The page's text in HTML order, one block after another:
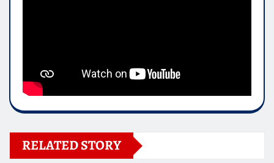
RELATED STORY